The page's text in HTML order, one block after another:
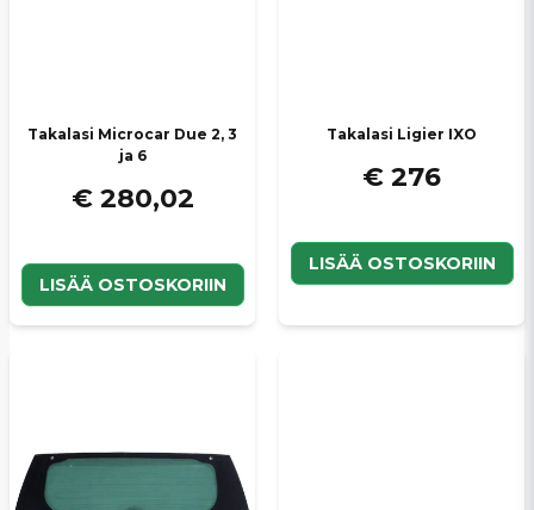
Takalasi Microcar Due 2, 3
ja 6
€ 280,02
LISÄÄ OSTOSKORIIN
Takalasi Ligier IXO
€ 276
LISÄÄ OSTOSKORIIN